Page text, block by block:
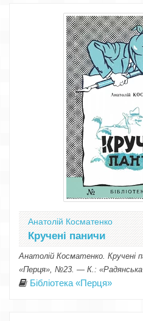
Анатолій Косматенко
Кручені паничи
Анатолій Косматенко. Кручені
«Перця», №23. — К.: «Радянська
Бібліотека «Перця»